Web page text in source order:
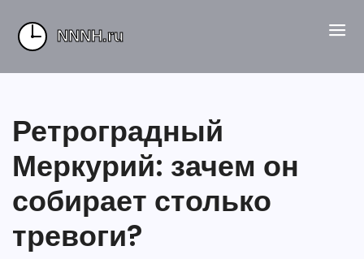
Ретроградный
Меркурий: зачем он
собирает столько
тревоги?